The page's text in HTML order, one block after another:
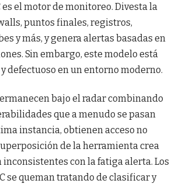
es el motor de monitoreo. Divesta la
puntos finales, registros,
y más, y genera alertas basadas en
Sin embargo, este modelo está
defectuoso en un entorno moderno.
bajo el radar combinando
que a menudo se pasan
instancia, obtienen acceso no
de la herramienta crea
inconsistentes con la fatiga alerta. Los
se queman tratando de clasificar y